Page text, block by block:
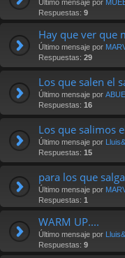
Último mensaje por
Respuestas: 9
Hay que ver que
Último mensaje por
Respuestas: 29
Los que salen el
Último mensaje por
Respuestas: 16
Los que salimos
Último mensaje por
Respuestas: 15
para los que
Último mensaje por
Respuestas: 1
WARM UP....
Último mensaje por
Respuestas: 9